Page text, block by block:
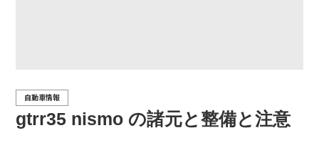
gtrr35 nismo の諸元と整備と注意
自動車情報